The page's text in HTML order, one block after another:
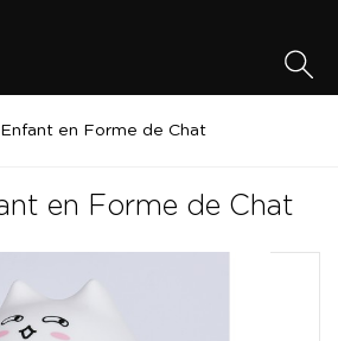
en Forme de Chat
en Forme de Chat